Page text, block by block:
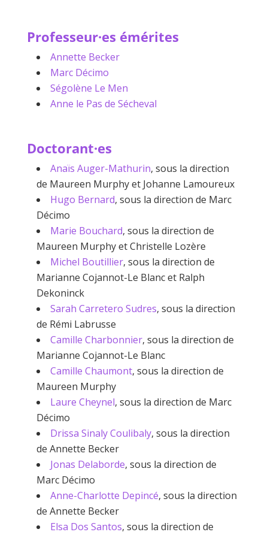
Professeur·es émérites
Annette Becker
Marc Décimo
Ségolène Le Men
Anne le Pas de Sécheval
Doctorant·es
Anaïs Auger-Mathurin, sous la direction
de Maureen Murphy et Johanne Lamoureux
Hugo Bernard, sous la direction de Marc
Décimo
Marie Bouchard, sous la direction de
Maureen Murphy et Christelle Lozère
Michel Boutillier, sous la direction de
Marianne Cojannot-Le Blanc et Ralph
Dekoninck
Sarah Carretero Sudres, sous la direction
de Rémi Labrusse
Camille Charbonnier, sous la direction de
Marianne Cojannot-Le Blanc
Camille Chaumont, sous la direction de
Maureen Murphy
Laure Cheynel, sous la direction de Marc
Décimo
Drissa Sinaly Coulibaly, sous la direction
de Annette Becker
Jonas Delaborde, sous la direction de
Marc Décimo
Anne-Charlotte Depincé, sous la direction
de Annette Becker
Elsa Dos Santos, sous la direction de